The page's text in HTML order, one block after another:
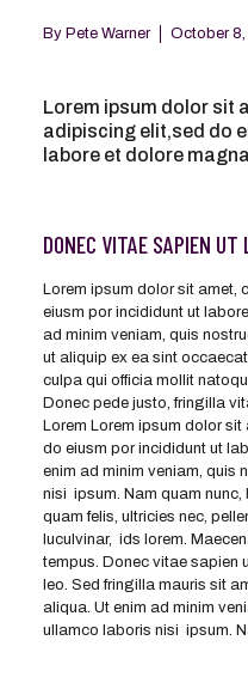
ByPete Warner October
Lorem ipsum dolor sit
adipiscing elit,sed do
labore et dolore
DONEC VITAE SAPIEN UT
Lorem ipsum dolor sit amet,
eiusm por incididunt ut
ad minim veniam, quis
ut aliquip ex ea sint
culpa qui officia mollit
Donec pede justo, fringilla
Lorem Lorem ipsum dolor
do eiusm por incididunt ut
enim ad minim veniam, quis
nisi ipsum. Nam quam
quam felis, ultricies nec,
luculvinar, ids lorem.
tempus. Donec vitae sapien
leo. Sed fringilla mauris sit
aliqua. Ut enim ad minim
ullamco laboris nisi ipsum.